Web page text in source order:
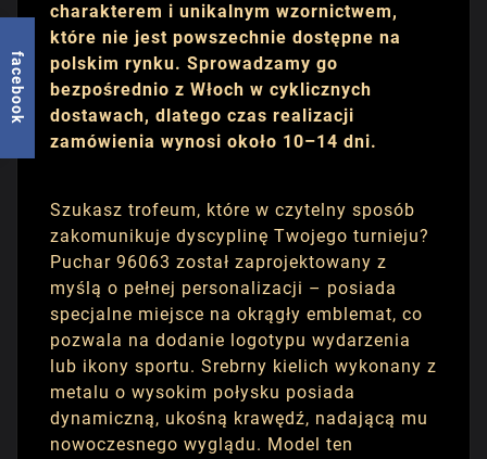
charakterem i unikalnym wzornictwem,
które nie jest powszechnie dostępne na
polskim rynku. Sprowadzamy go
bezpośrednio z Włoch w cyklicznych
dostawach, dlatego czas realizacji
zamówienia wynosi około 10–14 dni.
Szukasz trofeum, które w czytelny sposób
zakomunikuje dyscyplinę Twojego turnieju?
Puchar 96063 został zaprojektowany z
myślą o pełnej personalizacji – posiada
specjalne miejsce na okrągły emblemat, co
pozwala na dodanie logotypu wydarzenia
lub ikony sportu. Srebrny kielich wykonany z
metalu o wysokim połysku posiada
dynamiczną, ukośną krawędź, nadającą mu
nowoczesnego wyglądu. Model ten
facebook